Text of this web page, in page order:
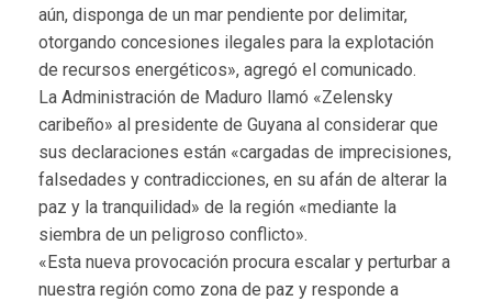
aún, disponga de un mar pendiente por delimitar,
otorgando concesiones ilegales para la explotación
de recursos energéticos», agregó el comunicado.
La Administración de Maduro llamó «Zelensky
caribeño» al presidente de Guyana al considerar que
sus declaraciones están «cargadas de imprecisiones,
falsedades y contradicciones, en su afán de alterar la
paz y la tranquilidad» de la región «mediante la
siembra de un peligroso conflicto».
«Esta nueva provocación procura escalar y perturbar a
nuestra región como zona de paz y responde a